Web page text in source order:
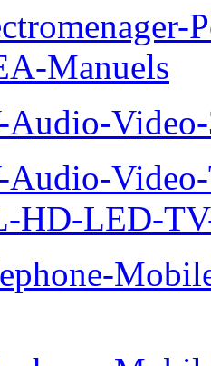
Manuels
Audio-
Audio-
HD-LED-